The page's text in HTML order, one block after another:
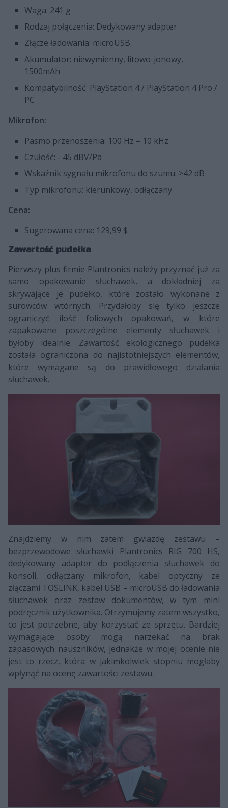
Waga: 241 g
Rodzaj połączenia: Dedykowany adapter
Złącze ładowania: microUSB
Akumulator: niewymienny, litowo-jonowy,
1500mAh
Kompatybilność: PlayStation 4 / PlayStation 4 Pro /
PC
Mikrofon:
Pasmo przenoszenia: 100 Hz – 10 kHz
Czułość: - 45 dBV/Pa
Wskaźnik sygnału mikrofonu do szumu: >42 dB
Typ mikrofonu: kierunkowy, odłączany
Cena:
Sugerowana cena: 129,99 $
Zawartość pudełka
Pierwszy plus firmie Plantronics należy przyznać już za
samo opakowanie słuchawek, a dokładniej za
skrywające je pudełko, które zostało wykonane z
surowców wtórnych. Przydałoby się tylko jeszcze
ograniczyć ilość foliowych opakowań, w które
zapakowane poszczególne elementy słuchawek i
byłoby idealnie. Zawartość ekologicznego pudełka
została ograniczona do najistotniejszych elementów,
które wymagane są do prawidłowego działania
słuchawek.
Znajdziemy w nim zatem gwiazdę zestawu –
bezprzewodowe słuchawki Plantronics RIG 700 HS,
dedykowany adapter do podłączenia słuchawek do
konsoli, odłączany mikrofon, kabel optyczny ze
złączami TOSLINK, kabel USB – microUSB do ładowania
słuchawek oraz zestaw dokumentów, w tym mini
podręcznik użytkownika. Otrzymujemy zatem wszystko,
co jest potrzebne, aby korzystać ze sprzętu. Bardziej
wymagające osoby mogą narzekać na brak
zapasowych nauszników, jednakże w mojej ocenie nie
jest to rzecz, która w jakimkolwiek stopniu mogłaby
wpłynąć na ocenę zawartości zestawu.